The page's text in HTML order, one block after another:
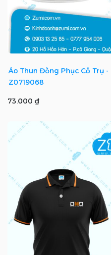
Áo Thun Đồng Phục Cổ Trụ
Z0719068
73.000 ₫